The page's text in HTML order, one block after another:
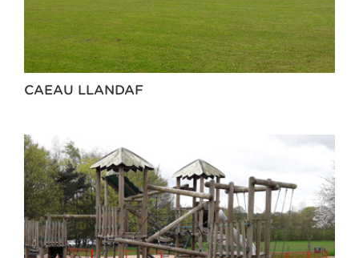
CAEAU LLANDAF